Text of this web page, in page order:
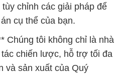
chỉnh các giải pháp để
cụ thể của bạn.
Chúng tôi không chỉ là nhà
chiến lược, hỗ trợ tối đa
và sản xuất của Quý